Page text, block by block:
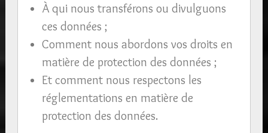
À qui nous transférons ou divulguons
ces données ;
Comment nous abordons vos droits en
matière de protection des données ;
Et comment nous respectons les
réglementations en matière de
protection des données.